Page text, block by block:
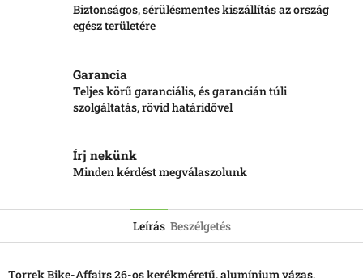
Biztonságos, sérülésmentes kiszállítás az ország
egész területére
Garancia
Teljes körű garanciális, és garancián túli
szolgáltatás, rövid határidővel
Írj nekünk
Minden kérdést megválaszolunk
Leírás Beszélgetés
Torrek Bike-Affairs 26-os kerékméretű, alumínium vázas,